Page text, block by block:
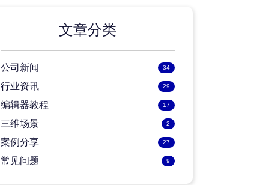
文章分类
公司新闻 34
行业资讯 29
编辑器教程 17
三维场景 2
案例分享 27
常见问题 9